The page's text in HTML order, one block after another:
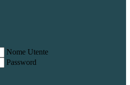
Nome Utente
Password